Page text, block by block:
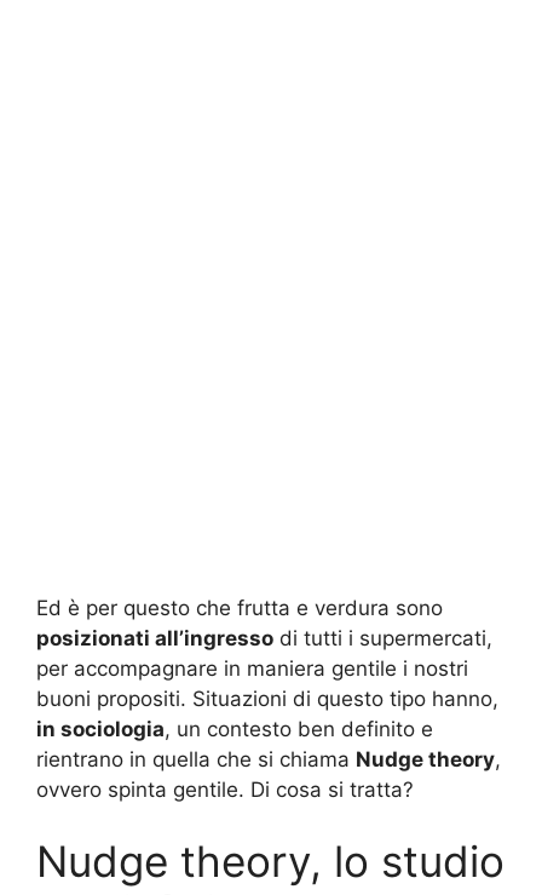
Ed è per questo che frutta e verdura sono
posizionati all’ingresso di tutti i supermercati,
per accompagnare in maniera gentile i nostri
buoni propositi. Situazioni di questo tipo hanno,
in sociologia, un contesto ben definito e
rientrano in quella che si chiama Nudge theory,
ovvero spinta gentile. Di cosa si tratta?
Nudge theory, lo studio